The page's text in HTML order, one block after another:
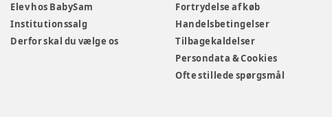
Elev hos BabySam
Institutionssalg
Derfor skal du vælge os
Fortrydelse af køb
Handelsbetingelser
Tilbagekaldelser
Persondata & Cookies
Ofte stillede spørgsmål